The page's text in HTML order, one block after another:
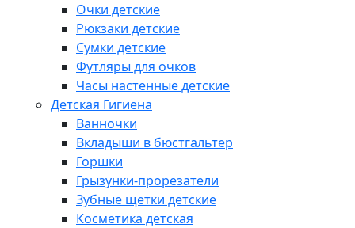
Очки детские
Рюкзаки детские
Сумки детские
Футляры для очков
Часы настенные детские
Детская Гигиена
Ванночки
Вкладыши в бюстгальтер
Горшки
Грызунки-прорезатели
Зубные щетки детские
Косметика детская